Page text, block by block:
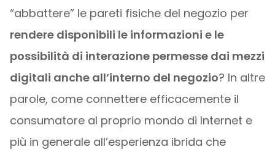
“abbattere” le pareti fisiche del negozio per
rendere disponibili le informazioni e le
possibilità di interazione permesse dai mezzi
digitali anche all’interno del negozio? In altre
parole, come connettere efficacemente il
consumatore al proprio mondo di Internet e
più in generale all’esperienza ibrida che